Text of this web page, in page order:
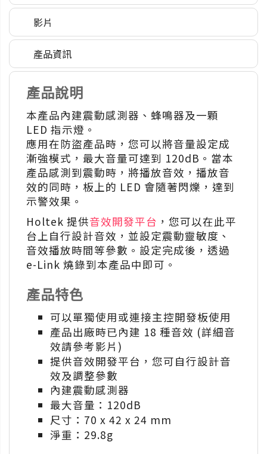
影片
產品資訊
產品說明
本產品內建震動感測器、蜂鳴器及一顆
LED 指示燈。
應用在防盜產品時，您可以將音量設定成
漸強模式，最大音量可達到 120dB。當本
產品感測到震動時，將播放音效，播放音
效的同時，板上的 LED 會隨著閃爍，達到
示警效果。
Holtek 提供音效開發平台 ，您可以在此平
台上自行設計音效，並設定震動靈敏度、
音效播放時間等參數。設定完成後，透過
e-Link 燒錄到本產品中即可。
產品特色
可以單獨使用或連接主控開發板使用
產品出廠時已內建 18 種音效 (詳細音
效請參考影片)
提供音效開發平台，您可自行設計音
效及調整參數
內建震動感測器
最大音量：120dB
尺寸：70 x 42 x 24 mm
淨重：29.8g